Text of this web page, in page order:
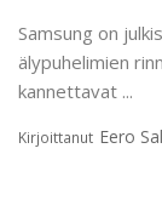
Samsung on
älypuhelimien
kannettavat ...
Kirjoittanut Eero